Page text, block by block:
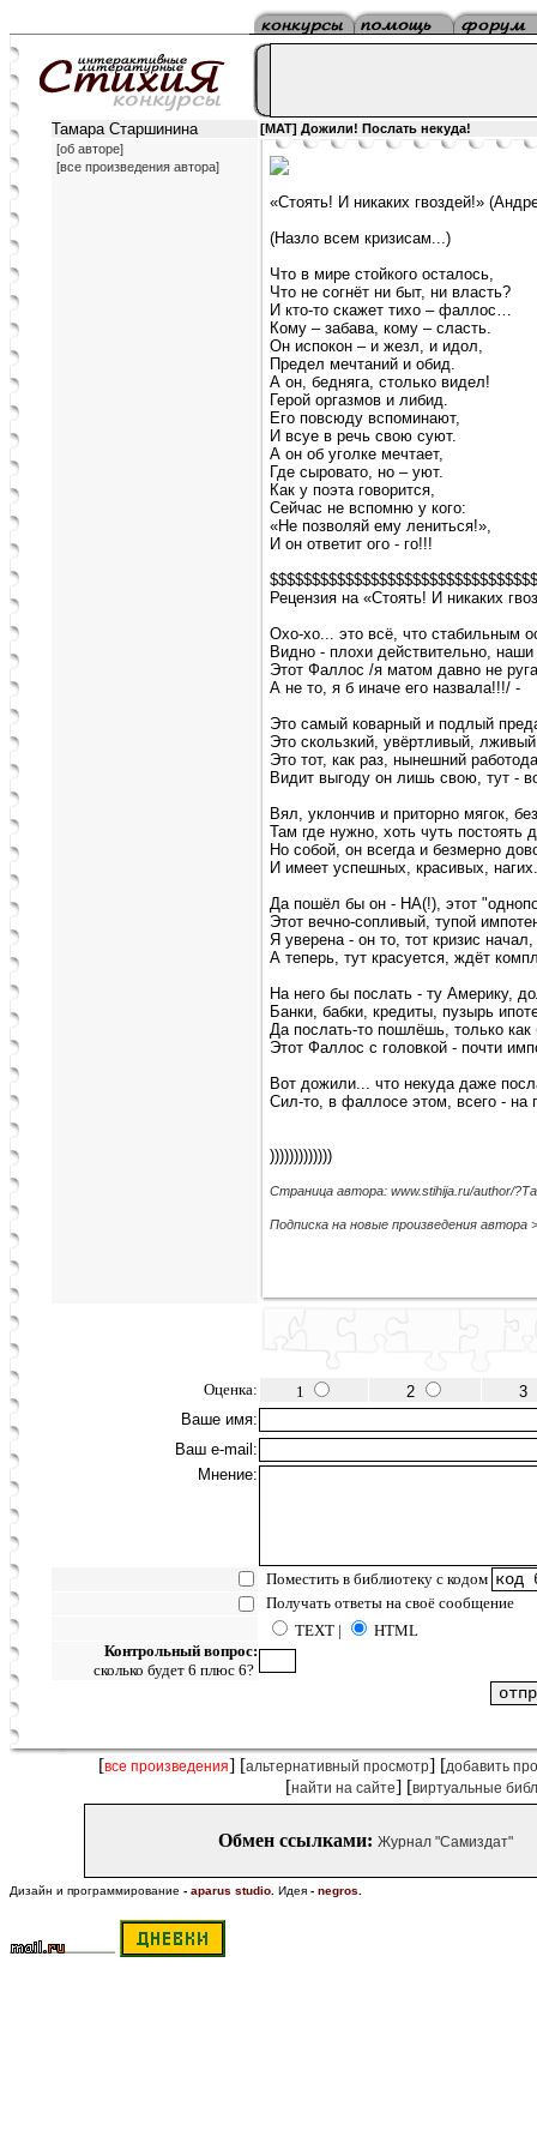
Тамара Старшинина
[MAT] Дожили! Послать некуда!
[об авторе]
[все произведения автора]
«Стоять! И никаких гвоздей!»
(Назло всем кризисам...)
Что в мире стойкого осталось,
Что не согнёт ни быт, ни власть?
И кто-то скажет тихо – фаллос…
Кому – забава, кому – сласть.
Он испокон – и жезл, и идол,
Предел мечтаний и обид.
А он, бедняга, столько видел!
Герой оргазмов и либид.
Его повсюду вспоминают,
И всуе в речь свою суют.
А он об уголке мечтает,
Где сыровато, но – уют.
Как у поэта говорится,
Сейчас не вспомню у кого:
«Не позволяй ему лениться!»,
И он ответит ого - го!!!
Рецензия на «Стоять! И никаких
Охо-хо... это всё, что стабильным
Видно - плохи действительно,
Этот Фаллос /я матом давно не
А не то, я б иначе его назвала!!!/ -
Это самый коварный и подлый
Это скользкий, увёртливый,
Это тот, как раз, нынешний
Видит выгоду он лишь свою, тут -
Вял, уклончив и приторно мягок,
Там где нужно, хоть чуть постоять
Но собой, он всегда и безмерно
И имеет успешных, красивых, нагих.
Да пошёл бы он - НА(!), этот
Этот вечно-сопливый, тупой
Я уверена - он то, тот кризис
А теперь, тут красуется, ждёт
На него бы послать - ту Америку,
Банки, бабки, кредиты, пузырь
Да послать-то пошлёшь, только
Этот Фаллос с головкой - почти
Вот дожили... что некуда даже
Сил-то, в фаллосе этом, всего - на
)))))))))))))
Страница автора: www.stihija.ru/author/
Подписка на новые произведения автора
Оценка: 1 2
3
Ваше имя:
Ваш e-mail:
Мнение:
Поместить в библиотеку с кодом
Получать ответы на своё сообщение
TEXT |
HTML
Контрольный вопрос:
сколько будет 6 плюс 6?
[все произведения] [альтернативный просмотр] [добавить
[найти на сайте] [виртуальные
Обмен ссылками: Журнал "Самиздат"
Дизайн и программирование - aparus studio Идея - negros